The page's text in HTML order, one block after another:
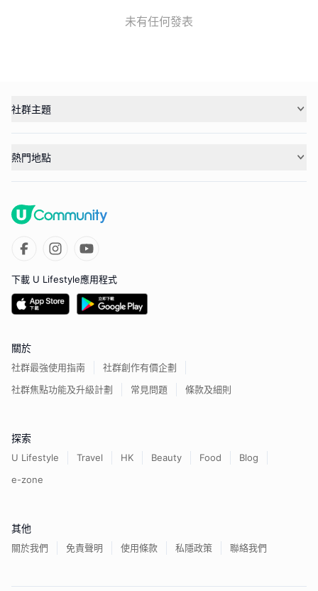
未有任何發表
社群主題
熱門地點
下載 U Lifestyle應用程式
關於
社群最強使用指南
社群創作有價企劃
社群焦點功能及升級計劃
常見問題 條款及細則
探索
U Lifestyle Travel HK Beauty Food
Blog
e-zone
其他
關於我們 免責聲明 使用條款 私隱政策 聯絡我們